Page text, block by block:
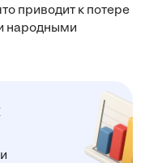
приводит к потере
народными